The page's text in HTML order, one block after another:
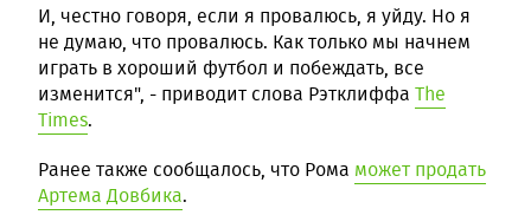
И, честно говоря, если я провалюсь, я уйду. Но я
не думаю, что провалюсь. Как только мы начнем
играть в хороший футбол и побеждать, все
изменится", - приводит слова Рэтклиффа The
Times.
Ранее также сообщалось, что Рома может продать
Артема Довбика.